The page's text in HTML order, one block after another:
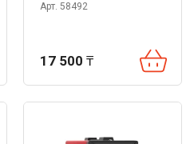
Арт. 58492
17 500 ₸